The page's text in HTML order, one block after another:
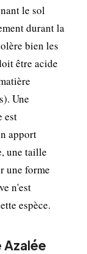
le sol
durant la
bien les
être acide
Une
est
apport
une taille
une forme
n'est
espèce.